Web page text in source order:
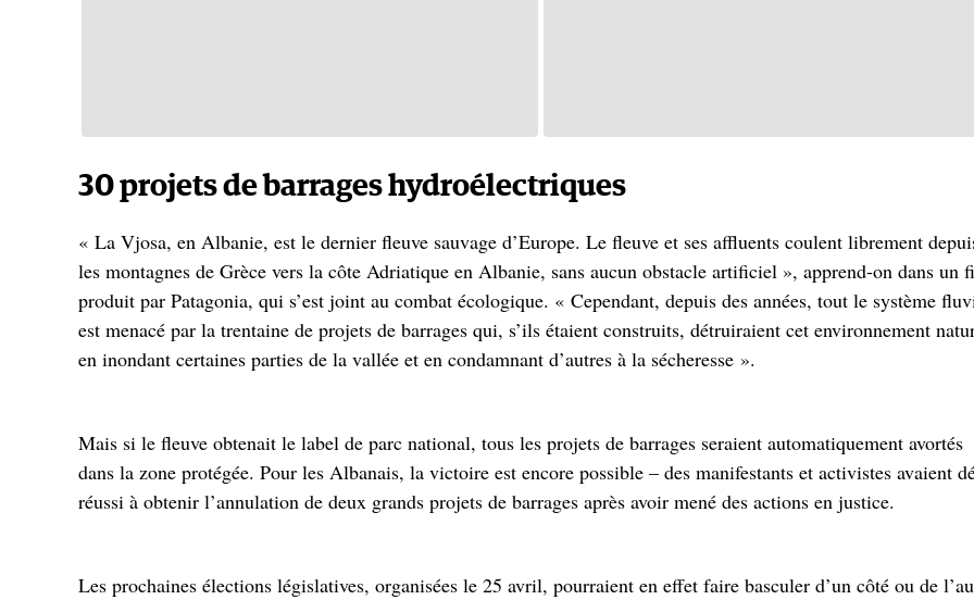
30 projets de barrages hydroélectriques
« La Vjosa, en Albanie, est le dernier fleuve sauvage d’Europe. Le fleuve et ses affluents coulent librement
les montagnes de Grèce vers la côte Adriatique en Albanie, sans aucun obstacle artificiel », apprend-on dans un
produit par Patagonia, qui s’est joint au combat écologique. « Cependant, depuis des années, tout le système
est menacé par la trentaine de projets de barrages qui, s’ils étaient construits, détruiraient cet environnement
en inondant certaines parties de la vallée et en condamnant d’autres à la sécheresse ».
Mais si le fleuve obtenait le label de parc national, tous les projets de barrages seraient automatiquement avortés
dans la zone protégée. Pour les Albanais, la victoire est encore possible – des manifestants et activistes avaient
réussi à obtenir l’annulation de deux grands projets de barrages après avoir mené des actions en justice.
Les prochaines élections législatives, organisées le 25 avril, pourraient en effet faire basculer d’un côté ou de